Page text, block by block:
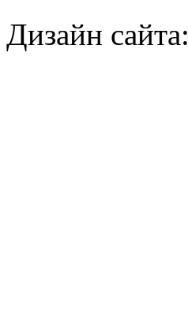
Дизайн сайта: